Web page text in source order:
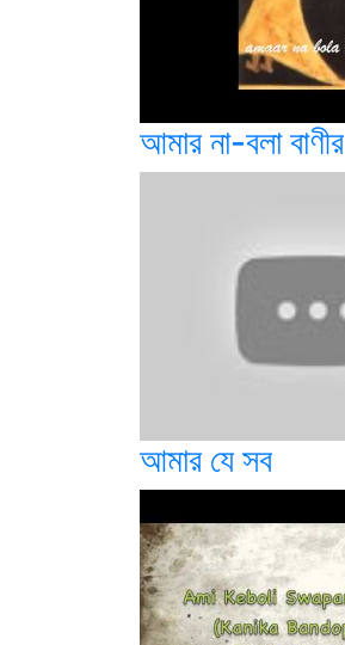
আমার না-বলা বাণীর
আমার যে সব